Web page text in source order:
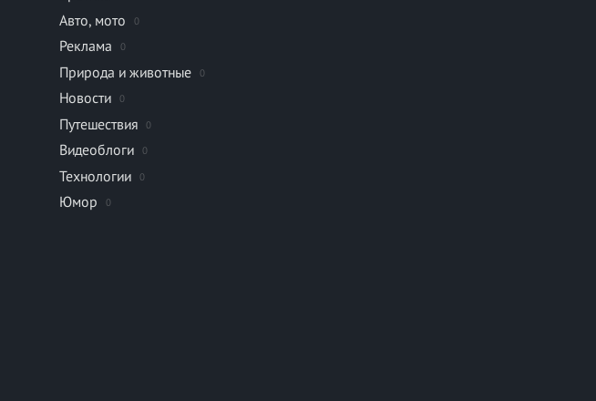
Авто, мото 0
Реклама 0
Природа и животные 0
Новости 0
Путешествия 0
Видеоблоги 0
Технологии 0
Юмор 0